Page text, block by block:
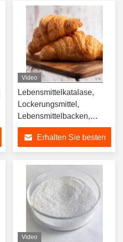
Video
Lebensmittelkatalase,
Lockerungsmittel,
Lebensmittelbacken,
Brotbacken
Erhalten Sie besten
Video